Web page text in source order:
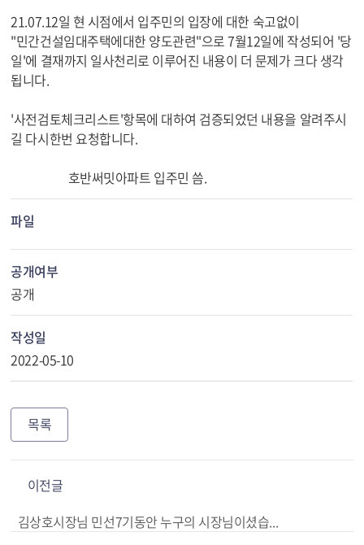
21.07.12일 현 시점에서 입주민의 입장에 대한 숙고없이
"민간건설임대주택에대한 양도관련"으로 7월12일에 작성되어 '당
일'에 결재까지 일사천리로 이루어진 내용이 더 문제가 크다 생각
됩니다.
'사전검토체크리스트'항목에 대하여 검증되었던 내용을 알려주시
길 다시한번 요청합니다.
호반써밋아파트 입주민 씀.
파일
공개여부
공개
작성일
2022-05-10
목록
이전글
김상호시장님 민선7기동안 누구의 시장님이셨습닌까? 호반산업 시장이셨습닌까? 지하3층폭파사건으로 방문하셨을때 약속하신 말씀이행바랍니다.